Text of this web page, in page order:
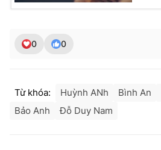
0 0
Từ khóa: Huỳnh ANh Bình An
Bảo Anh
Đỗ Duy Nam